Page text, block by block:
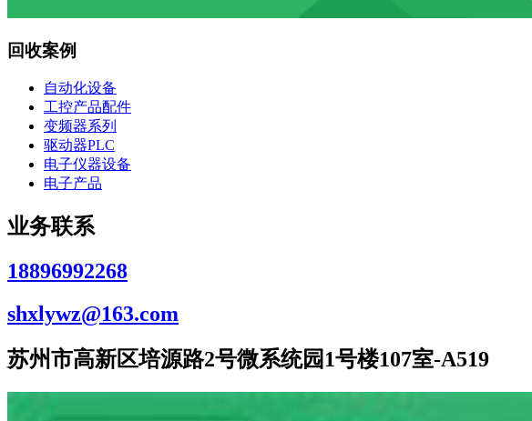
回收案例
自动化设备
工控产品配件
变频器系列
驱动器PLC
电子仪器设备
电子产品
业务联系
18896992268
shxlywz@163.com
苏州市高新区培源路2号微系统园1号楼107室-A519